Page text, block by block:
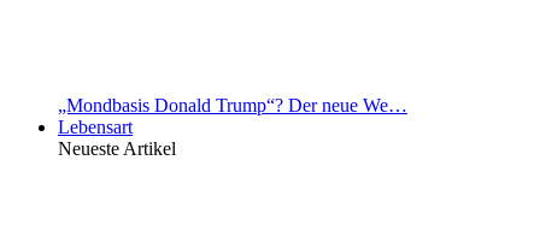
„Mondbasis Donald Trump“? Der neue We…
Lebensart
Neueste Artikel